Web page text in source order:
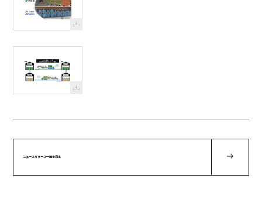
ニュースリリース一覧を見る